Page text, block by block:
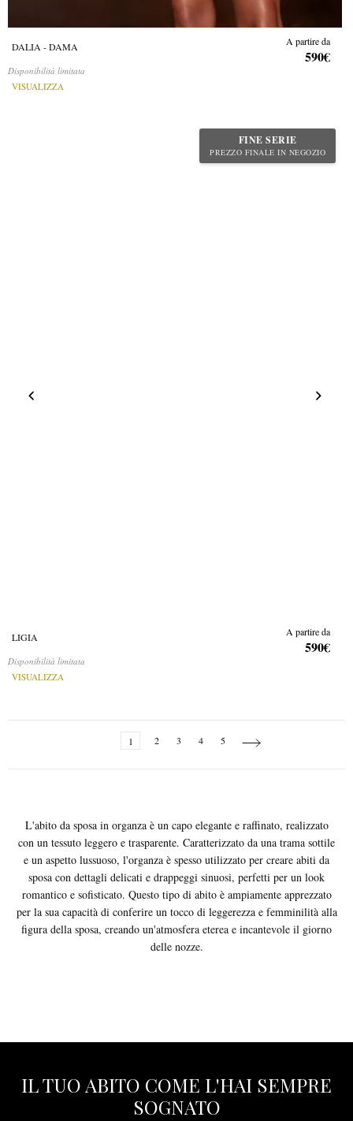
DALIA - DAMA
Disponibilità limitata
VISUALIZZA
A partire da
590€
FINE SERIE
PREZZO FINALE IN NEGOZIO
LIGIA
Disponibilità limitata
VISUALIZZA
A partire da
590€
PageYou're
1 Page
2 Page
3 Page
4 Page
5 Page
Next
L'abito da sposa in organza è un capo elegante e raffinato, realizzato
con un tessuto leggero e trasparente. Caratterizzato da una trama sottile
e un aspetto lussuoso, l'organza è spesso utilizzato per creare abiti da
sposa con dettagli delicati e drappeggi sinuosi, perfetti per un look
romantico e sofisticato. Questo tipo di abito è ampiamente apprezzato
per la sua capacità di conferire un tocco di leggerezza e femminilità alla
figura della sposa, creando un'atmosfera eterea e incantevole il giorno
delle nozze.
IL TUO ABITO COME L'HAI SEMPRE
SOGNATO